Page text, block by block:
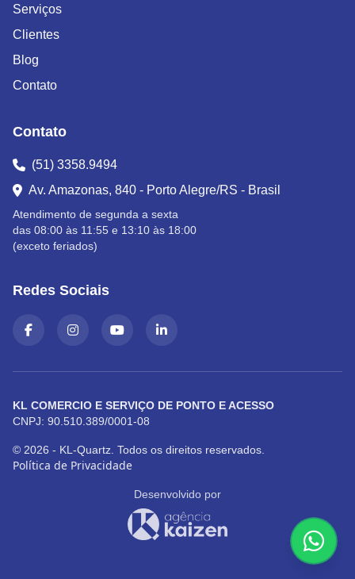
Serviços
Clientes
Blog
Contato
Contato
(51) 3358.9494
Av. Amazonas, 840 - Porto Alegre/RS - Brasil
Atendimento de segunda a sexta
das 08:00 às 11:55 e 13:10 às 18:00
(exceto feriados)
Redes Sociais
KL COMERCIO E SERVIÇO DE PONTO E ACESSO
CNPJ: 90.510.389/0001-08
© 2026 - KL-Quartz. Todos os direitos reservados.
Política de Privacidade
Desenvolvido por